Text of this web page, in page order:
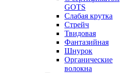
GOTS
Слабая крутка
Стрейч
Твидовая
Фантазийная
Шнурок
Органические
волокна